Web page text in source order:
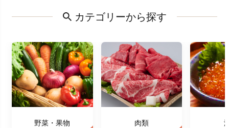
カテゴリーから探す
野菜・果物 肉類